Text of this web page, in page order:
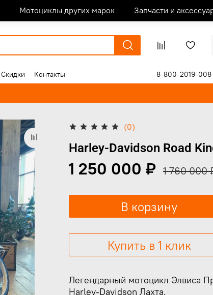
Мотоциклы других марок Запчасти и
Скидки Контакты 8-800-2019-
(0)
Harley-Davidson Road
1 250 000 ₽ 1 760 000
В корзину
Купить в 1 клик
Легендарный мотоцикл Элвиса
Harley-Davidson Лахта.